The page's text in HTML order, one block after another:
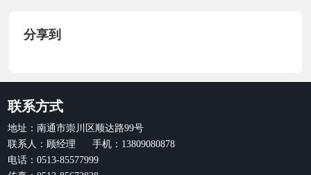
分享到
联系方式
地址：南通市崇川区顺达路99号
联系人：顾经理 手机：13809080878
电话：0513-85577999